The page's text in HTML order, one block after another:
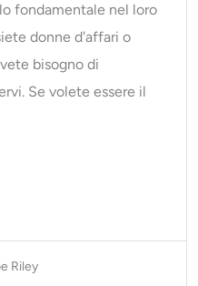
fondamentale nel loro
donne d'affari o
bisogno di
Se volete essere il
Riley